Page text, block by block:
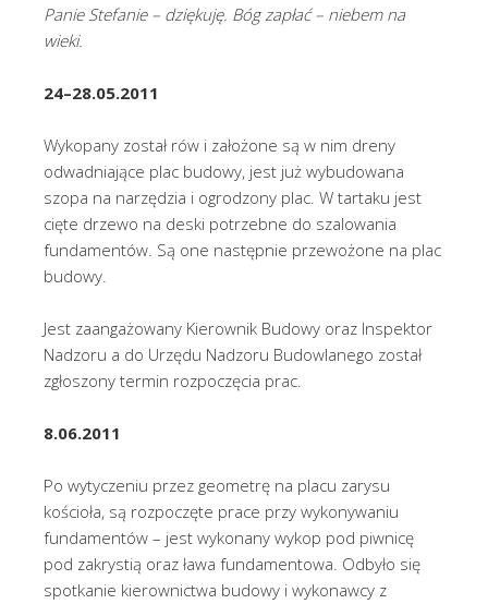
Panie Stefanie – dziękuję. Bóg zapłać – niebem na
wieki.
24–28.05.2011
Wykopany został rów i założone są w nim dreny
odwadniające plac budowy, jest już wybudowana
szopa na narzędzia i ogrodzony plac. W tartaku jest
cięte drzewo na deski potrzebne do szalowania
fundamentów. Są one następnie przewożone na plac
budowy.
Jest zaangażowany Kierownik Budowy oraz Inspektor
Nadzoru a do Urzędu Nadzoru Budowlanego został
zgłoszony termin rozpoczęcia prac.
8.06.2011
Po wytyczeniu przez geometrę na placu zarysu
kościoła, są rozpoczęte prace przy wykonywaniu
fundamentów – jest wykonany wykop pod piwnicę
pod zakrystią oraz ława fundamentowa. Odbyło się
spotkanie kierownictwa budowy i wykonawcy z